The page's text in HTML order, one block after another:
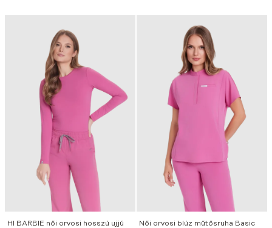
HI BARBIE női orvosi hosszú ujjú
Női orvosi blúz műtősruha Basic